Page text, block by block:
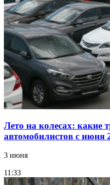
Лето на колесах: какие
автомобилистов с июня
3 июня
11:33